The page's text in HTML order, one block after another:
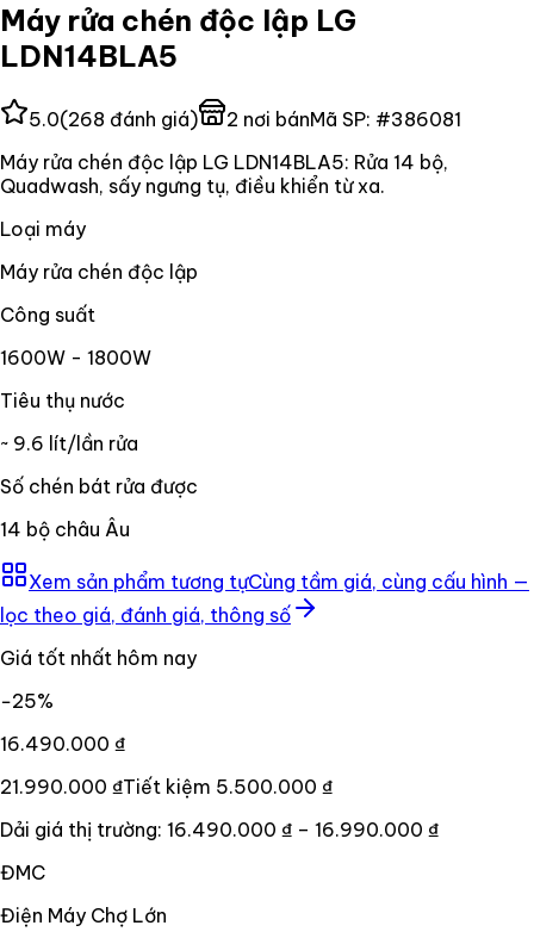
Máy rửa chén độc lập LG
LDN14BLA5
5.0(268 đánh giá) 2 nơi bánMã SP: #386081
Máy rửa chén độc lập LG LDN14BLA5: Rửa 14 bộ,
Quadwash, sấy ngưng tụ, điều khiển từ xa.
Loại máy
Máy rửa chén độc lập
Công suất
1600W - 1800W
Tiêu thụ nước
~ 9.6 lít/lần rửa
Số chén bát rửa được
14 bộ châu Âu
Xem sản phẩm tương tựCùng tầm giá, cùng cấu hình —
lọc theo giá, đánh giá, thông số
Giá tốt nhất hôm nay
−25%
16.490.000 ₫
21.990.000 ₫Tiết kiệm 5.500.000 ₫
Dải giá thị trường: 16.490.000 ₫ – 16.990.000 ₫
ĐMC
Điện Máy Chợ Lớn